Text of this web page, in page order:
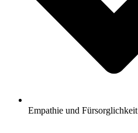
Empathie und Fürsorglichkeit